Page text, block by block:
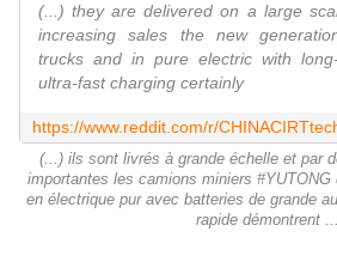
(...) they are delivered on a large
increasing sales the new
trucks and in pure electric with
ultra-fast charging certainly
(...) ils sont livrés à grande échelle et par
importantes les camions miniers #YUTONG
en électrique pur avec batteries de grande
rapide démontrent ...